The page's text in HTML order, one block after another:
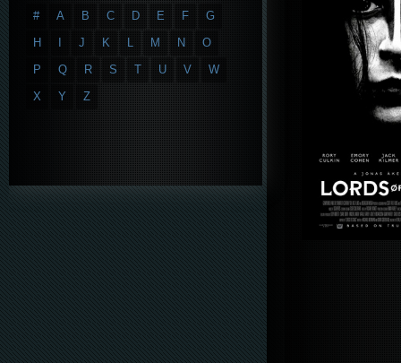
# A B C D E F
G
H
J K L M N
O
P
Q R S T U V
W
X
Y Z